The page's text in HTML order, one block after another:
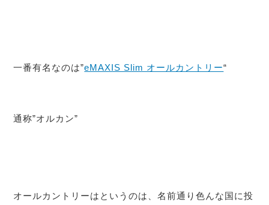
一番有名なのは”eMAXIS Slim オールカントリー“
通称”オルカン”
オールカントリーはというのは、名前通り色んな国に投